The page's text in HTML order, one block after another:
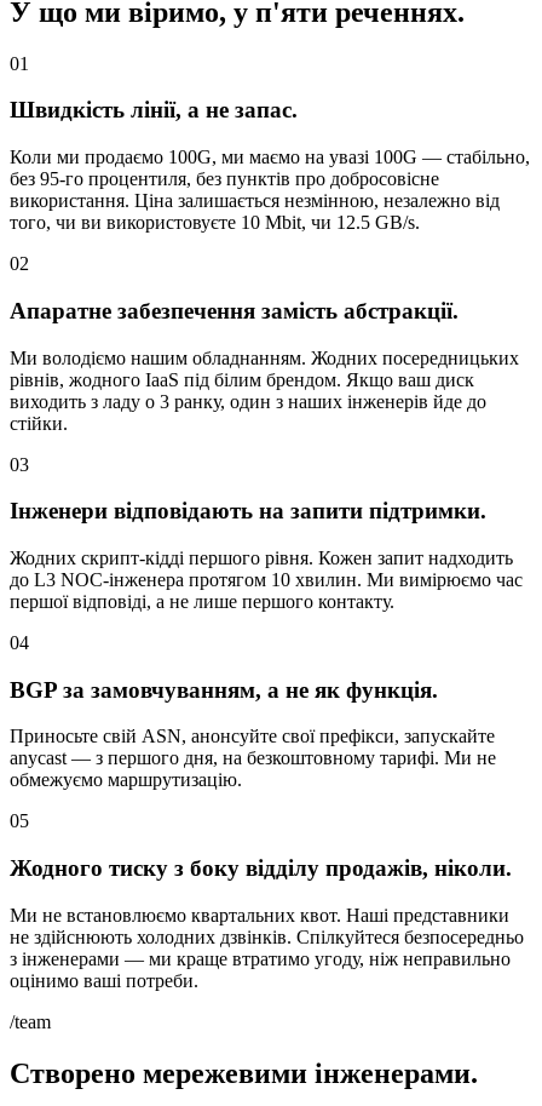
У що ми віримо, у п'яти реченнях.
01
Швидкість лінії, а не запас.
Коли ми продаємо 100G, ми маємо на увазі 100G — стабільно,
без 95-го процентиля, без пунктів про добросовісне
використання. Ціна залишається незмінною, незалежно від
того, чи ви використовуєте 10 Mbit, чи 12.5 GB/s.
02
Апаратне забезпечення замість абстракції.
Ми володіємо нашим обладнанням. Жодних посередницьких
рівнів, жодного IaaS під білим брендом. Якщо ваш диск
виходить з ладу о 3 ранку, один з наших інженерів йде до
стійки.
03
Інженери відповідають на запити підтримки.
Жодних скрипт-кідді першого рівня. Кожен запит надходить
до L3 NOC-інженера протягом 10 хвилин. Ми вимірюємо час
першої відповіді, а не лише першого контакту.
04
BGP за замовчуванням, а не як функція.
Приносьте свій ASN, анонсуйте свої префікси, запускайте
anycast — з першого дня, на безкоштовному тарифі. Ми не
обмежуємо маршрутизацію.
05
Жодного тиску з боку відділу продажів, ніколи.
Ми не встановлюємо квартальних квот. Наші представники
не здійснюють холодних дзвінків. Спілкуйтеся безпосередньо
з інженерами — ми краще втратимо угоду, ніж неправильно
оцінимо ваші потреби.
/team
Створено мережевими інженерами.